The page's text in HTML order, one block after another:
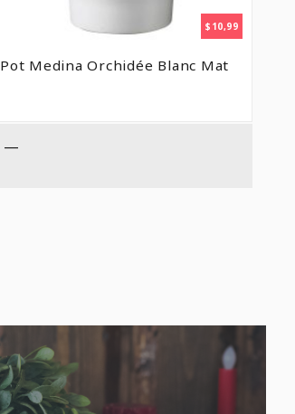
$ 10,99
Pot Medina Orchidée Blanc Mat
—